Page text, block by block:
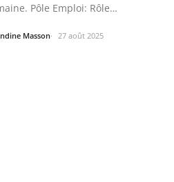
Pôle Emploi: Rôle
Masson 27 août 2025